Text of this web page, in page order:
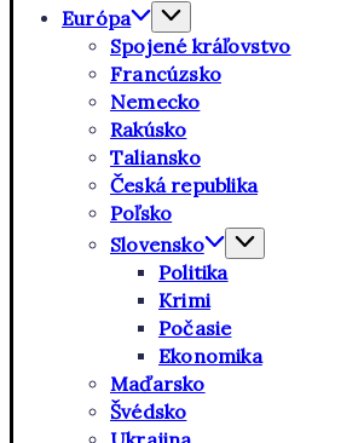
Európa
Spojené kráľovstvo
Francúzsko
Nemecko
Rakúsko
Taliansko
Česká republika
Poľsko
Slovensko
Politika
Krimi
Počasie
Ekonomika
Maďarsko
Švédsko